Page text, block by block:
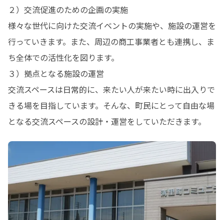
２）交流促進のための企画の実施
様々な世代に向けた交流イベントの実施や、施設の運営を
行っていきます。また、周辺の商工事業者とも連携し、ま
ち全体での活性化を図ります。
３）拠点となる施設の運営
交流スペースは日常的に、来たい人が来たい時に出入りで
きる場を目指しています。そんな、町民にとって自由な場
となる交流スペースの設計・運営をしていただきます。